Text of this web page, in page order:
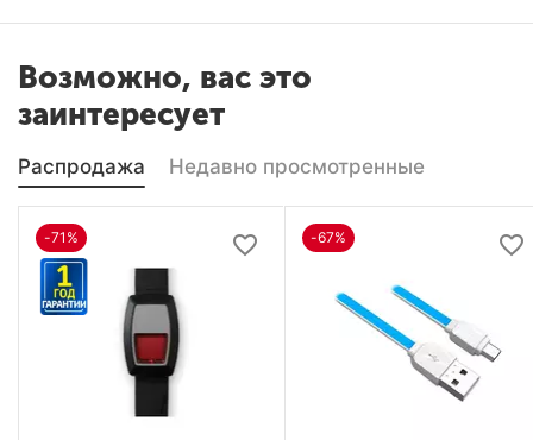
Возможно, вас это
заинтересует
Распродажа Недавно просмотренные
-71% -67%